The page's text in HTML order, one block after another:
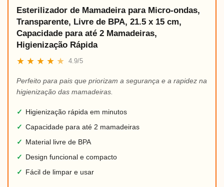
Esterilizador de Mamadeira para Micro-ondas,
Transparente, Livre de BPA, 21.5 x 15 cm,
Capacidade para até 2 Mamadeiras,
Higienização Rápida
★ ★ ★ ★ ★ 4.9/5
Perfeito para pais que priorizam a segurança e a rapidez na
higienização das mamadeiras.
✓ Higienização rápida em minutos
✓ Capacidade para até 2 mamadeiras
✓ Material livre de BPA
✓ Design funcional e compacto
✓ Fácil de limpar e usar